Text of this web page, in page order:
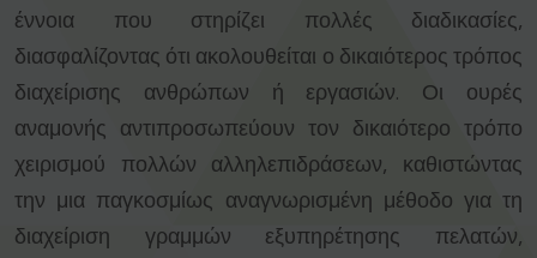
έννοια που στηρίζει πολλές διαδικασίες,
διασφαλίζοντας ότι ακολουθείται ο δικαιότερος τρόπος
διαχείρισης ανθρώπων ή εργασιών. Οι ουρές
αναμονής αντιπροσωπεύουν τον δικαιότερο τρόπο
χειρισμού πολλών αλληλεπιδράσεων, καθιστώντας
την μια παγκοσμίως αναγνωρισμένη μέθοδο για τη
διαχείριση γραμμών εξυπηρέτησης πελατών,